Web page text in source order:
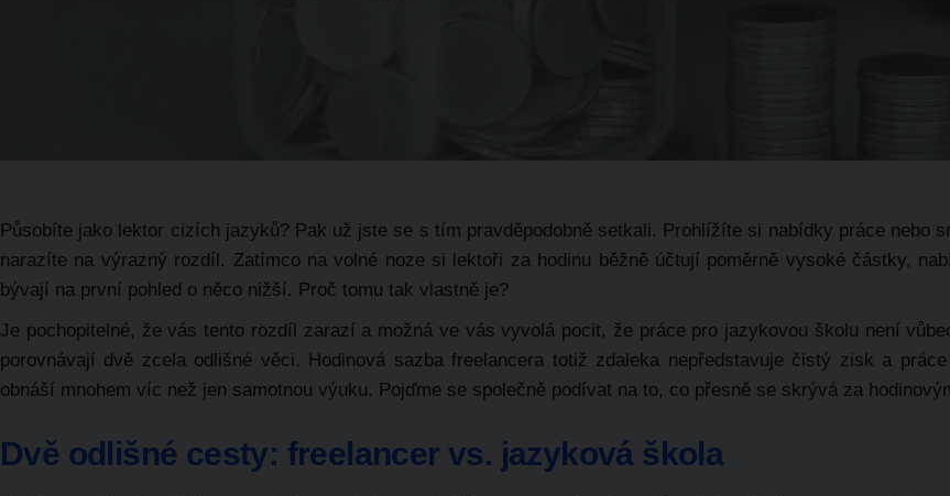
Působíte jako lektor cizích jazyků? Pak už jste se s tím pravděpodobně setkali. Prohlížíte si nabídky práce nebo
narazíte na výrazný rozdíl. Zatímco na volné noze si lektoři za hodinu běžně účtují poměrně vysoké částky,
bývají na první pohled o něco nižší. Proč tomu tak vlastně je?
Je pochopitelné, že vás tento rozdíl zarazí a možná ve vás vyvolá pocit, že práce pro jazykovou školu není
porovnávají dvě zcela odlišné věci. Hodinová sazba freelancera totiž zdaleka nepředstavuje čistý zisk a
obnáší mnohem víc než jen samotnou výuku. Pojďme se společně podívat na to, co přesně se skrývá za
Dvě odlišné cesty: freelancer vs. jazyková škola